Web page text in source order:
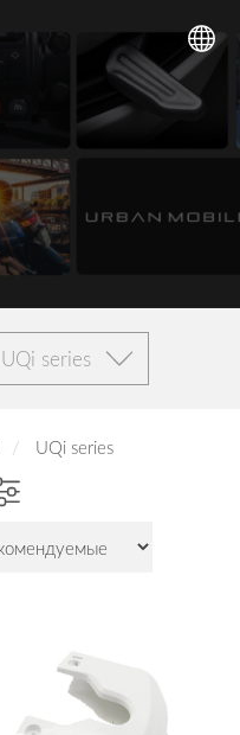
NIU > UQi series
UQi series